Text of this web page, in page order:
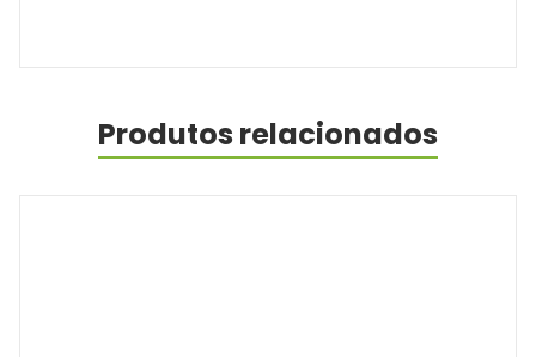
Produtos relacionados